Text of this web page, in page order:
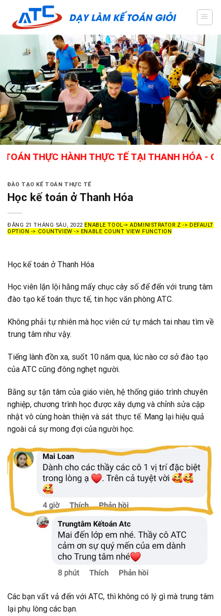
content
THỰC HÀNH THỰC TẾ TẠI THANH HÓA - GIÁO
ĐÀO TẠO KẾ TOÁN THỰC TẾ
Học kế toán ở Thanh Hóa
ĐĂNG 21 THÁNG SÁU, 2022 ENABLE TOOL-> ADMINISTRATOR Z -> DEFAULT
OPTION -> COUNTVIEW -> ENABLE COUNT VIEW FUNCTION
Học kế toán ở Thanh Hóa
Học viên lặn lội hằng mấy chục cây số để đến với trung tâm
đào tạo kế toán thực tế, tin học văn phòng ATC.
Không phải tự nhiên mà học viên cứ tự mách tai nhau tìm về
trung tâm như vậy.
Tiếng lành đồn xa, suốt 10 năm qua, lúc nào cơ sở đào tạo
của ATC cũng đông nghẹt người.
Bằng sự tận tâm của giáo viên, hệ thống giáo trình chuyên
nghiệp, chương trình học được xây dựng và chỉnh sửa cập
nhật vô cùng hoàn thiện và sát thực tế. Mang lại hiệu quả
ngoài cả sự mong đợi của người học.
Các bạn vất vả đến với ATC, thì không có lý gì mà trung tâm
lại phụ lòng các bạn.